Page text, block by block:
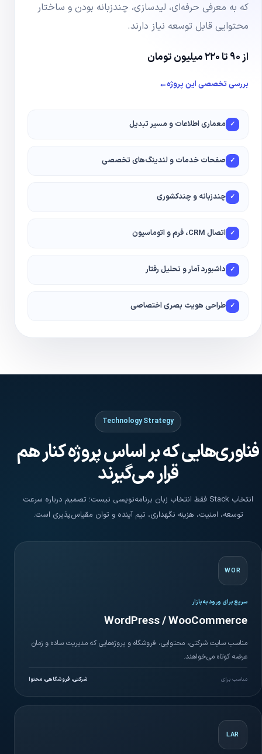
که به معرفی حرفه‌ای، لیدسازی، چندزبانه بودن و ساختار
محتوایی قابل توسعه نیاز دارند.
از ۹۰ تا ۲۲۰ میلیون تومان
بررسی تخصصی این پروژه←
✓ معماری اطلاعات و مسیر تبدیل
✓ صفحات خدمات و لندینگ‌های تخصصی
✓ چندزبانه و چندکشوری
✓ اتصال CRM، فرم و اتوماسیون
✓ داشبورد آمار و تحلیل رفتار
✓ طراحی هویت بصری اختصاصی
Technology Strategy
فناوری‌هایی که بر اساس پروژه کنار هم
قرار می‌گیرند
انتخاب Stack فقط انتخاب زبان برنامه‌نویسی نیست؛ تصمیم درباره سرعت
توسعه، امنیت، هزینه نگهداری، تیم آینده و توان مقیاس‌پذیری است.
WOR
سریع برای ورود به بازار
WordPress / WooCommerce
مناسب سایت شرکتی، محتوایی، فروشگاه و پروژه‌هایی که مدیریت ساده و زمان
عرضه کوتاه می‌خواهند.
مناسب برای شرکتی، فروشگاهی، محتوا
LAR